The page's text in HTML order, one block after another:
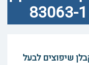
שיפוצים לבעל